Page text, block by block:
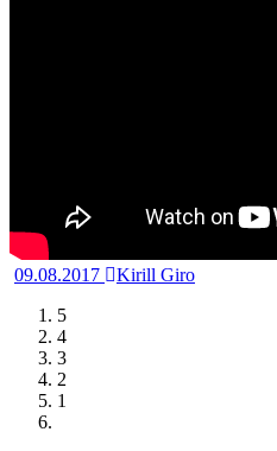
09.08.2017
Kirill Giro
5
4
3
2
1